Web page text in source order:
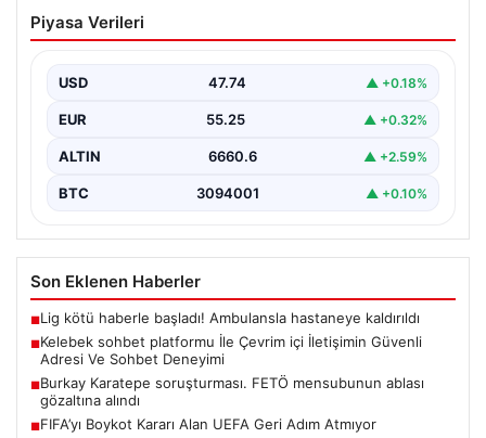
Burkay Karatepe soruşturması. FETÖ
mensubunun ablası gözaltına alındı
Piyasa Verileri
USD 47.74 ▲ +0.18%
EUR 55.25 ▲ +0.32%
ALTIN 6660.6 ▲ +2.59%
BTC 3094001 ▲ +0.10%
Son Eklenen Haberler
■Lig kötü haberle başladı! Ambulansla hastaneye kaldırıldı
■Kelebek sohbet platformu İle Çevrim içi İletişimin Güvenli
Adresi Ve Sohbet Deneyimi
■Burkay Karatepe soruşturması. FETÖ mensubunun ablası
gözaltına alındı
■FIFA’yı Boykot Kararı Alan UEFA Geri Adım Atmıyor